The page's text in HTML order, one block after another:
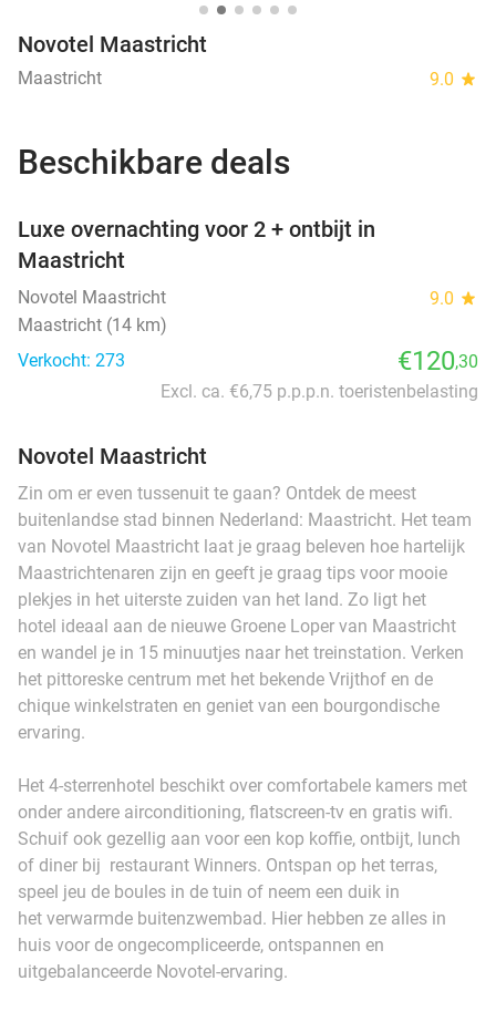
Novotel Maastricht
Maastricht 9.0 star
Beschikbare deals
Luxe overnachting voor 2 + ontbijt in
Maastricht
Novotel Maastricht 9.0 star
Maastricht (14 km)
Verkocht: 273
€120,30
Excl. ca. €6,75 p.p.p.n. toeristenbelasting
Novotel Maastricht
Zin om er even tussenuit te gaan? Ontdek de meest
buitenlandse stad binnen Nederland: Maastricht. Het team
van Novotel Maastricht laat je graag beleven hoe hartelijk
Maastrichtenaren zijn en geeft je graag tips voor mooie
plekjes in het uiterste zuiden van het land. Zo ligt het
hotel ideaal aan de nieuwe Groene Loper van Maastricht
en wandel je in 15 minuutjes naar het treinstation. Verken
het pittoreske centrum met het bekende Vrijthof en de
chique winkelstraten en geniet van een bourgondische
ervaring.
Het 4-sterrenhotel beschikt over comfortabele kamers met
onder andere airconditioning, flatscreen-tv en gratis wifi.
Schuif ook gezellig aan voor een kop koffie, ontbijt, lunch
of diner bij restaurant Winners. Ontspan op het terras,
speel jeu de boules in de tuin of neem een duik in
het verwarmde buitenzwembad. Hier hebben ze alles in
huis voor de ongecompliceerde, ontspannen en
uitgebalanceerde Novotel-ervaring.